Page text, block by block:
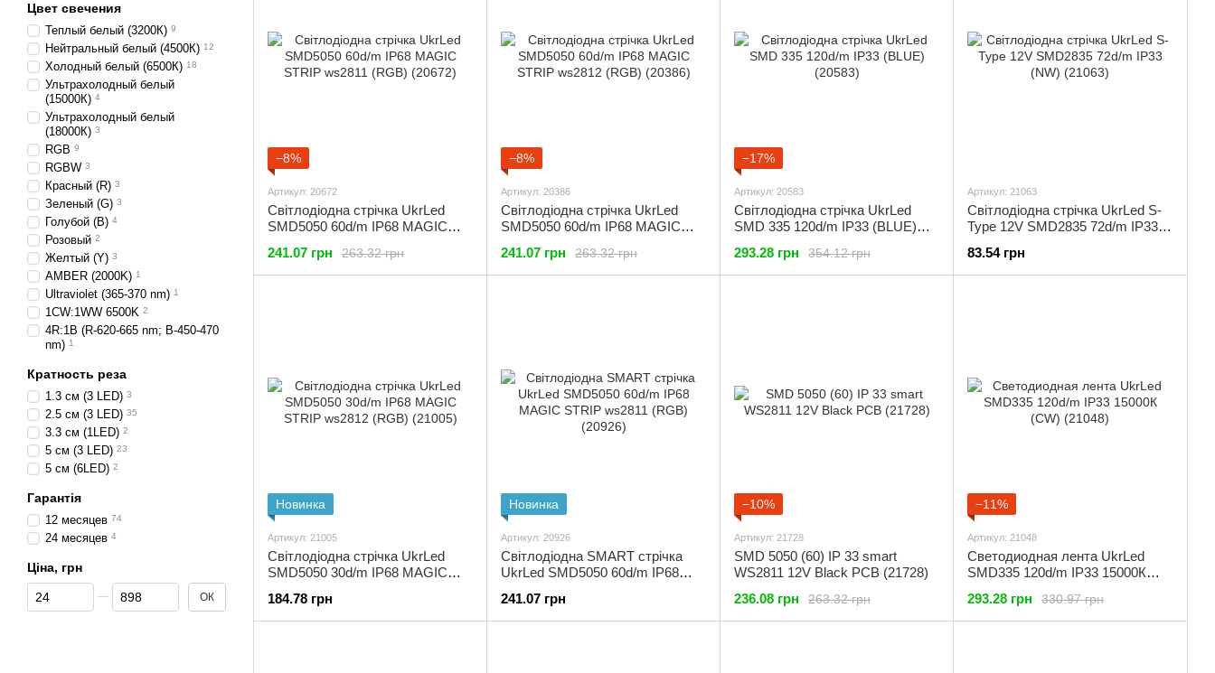
−8%
Артикул: 20672
Світлодіодна стрічка UkrLed
SMD5050 60d/m IP68 MAGIC
263.32 грн
241.07 грн
−8%
Артикул: 20386
Світлодіодна стрічка UkrLed
SMD5050 60d/m IP68 MAGIC
263.32 грн
241.07 грн
−17%
Артикул: 20583
Світлодіодна стрічка UkrLed
SMD 335 120d/m IP33 (BLUE)
354.12 грн
293.28 грн
Артикул: 21063
Світлодіодна стрічка UkrLed S-
Type 12V SMD2835 72d/m IP33
83.54 грн
Новинка
Артикул: 21005
Світлодіодна стрічка UkrLed
SMD5050 30d/m IP68 MAGIC
184.78 грн
Новинка
Артикул: 20926
Світлодіодна SMART стрічка
UkrLed SMD5050 60d/m IP68
(20926)
241.07 грн
−10%
Артикул: 21728
SMD 5050 (60) IP 33 smart
WS2811 12V Black PCB (21728)
263.32 грн
236.08 грн
−11%
Артикул: 21048
Светодиодная лента UkrLed
SMD335 120d/m IP33 15000К
330.97 грн
293.28 грн
Цвет свечения
Теплый белый (3200К) 9
Нейтральный белый (4500К) 12
Холодный белый (6500К) 18
Ультрахолодный белый
(15000К) 4
Ультрахолодный белый
(18000К) 3
RGB 9
RGBW 3
Красный (R) 3
Зеленый (G) 3
Голубой (B) 4
Розовый 2
Желтый (Y) 3
AMBER (2000K) 1
Ultraviolet (365-370 nm) 1
1CW:1WW 6500K 2
4R:1B (R-620-665 nm; B-450-470
nm) 1
Кратность реза
1.3 см (3 LED) 3
2.5 см (3 LED) 35
3.3 см (1LED) 2
5 см (3 LED) 23
5 см (6LED) 2
Гарантія
12 месяцев 74
24 месяцев 4
Ціна, грн
Від Ціна, грн
До Ціна, грн ОК